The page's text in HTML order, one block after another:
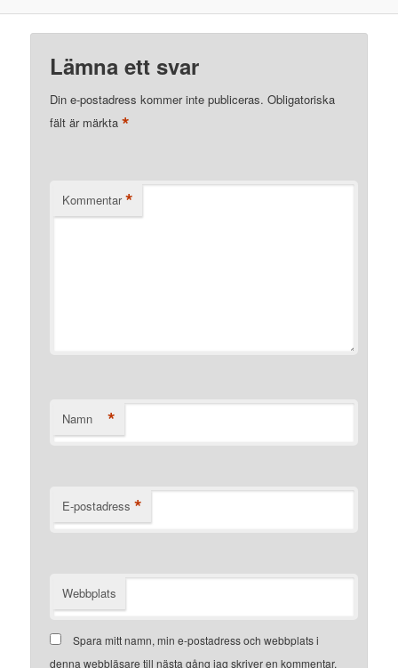
Lämna ett svar
Din e-postadress kommer inte publiceras. Obligatoriska
fält är märkta*
Kommentar *
Namn *
E-postadress *
Webbplats
Spara mitt namn, min e-postadress och webbplats i
denna webbläsare till nästa gång jag skriver en kommentar.